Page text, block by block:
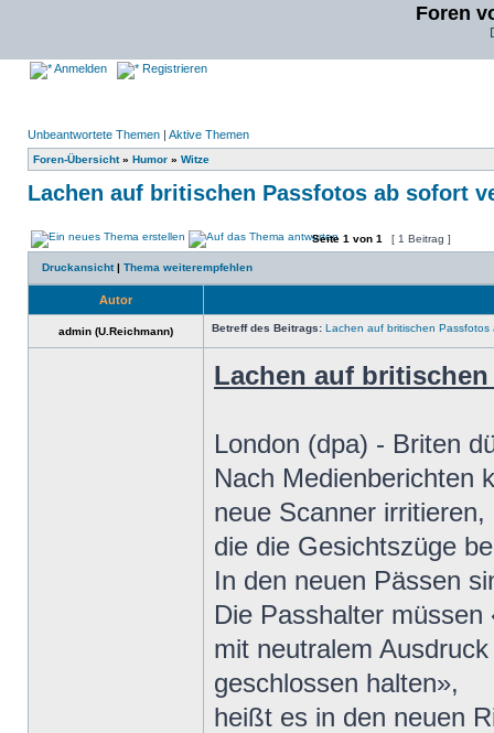
Foren
Anmelden Registrieren
Unbeantwortete Themen | Aktive Themen
Foren-Übersicht» Humor » Witze
Lachen auf britischen Passfotos ab sofort
Seite 1 von 1 [ 1 Beitrag ]
Druckansicht| Thema weiterempfehlen
Autor
admin (U.Reichmann) Betreff des Beitrags: Lachen auf britischen Passfotos
Lachen auf
London (dpa) - Briten
Nach Medienberichten
neue Scanner irritieren,
die die Gesichtszüge
In den neuen Pässen
Die Passhalter
mit neutralem
geschlossen halten»,
heißt es in den neuen